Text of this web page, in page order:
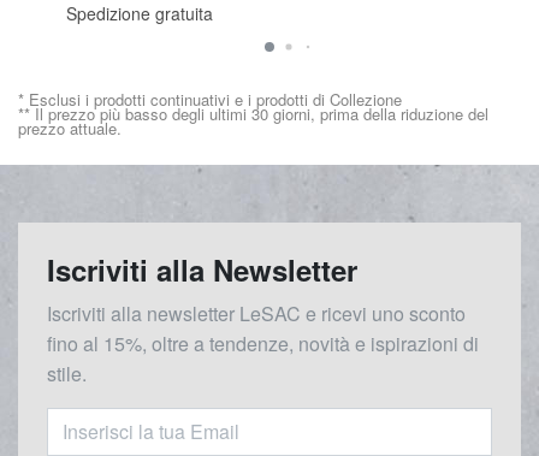
Spedizione gratuita
* Esclusi i prodotti continuativi e i prodotti di Collezione
** Il prezzo più basso degli ultimi 30 giorni, prima della riduzione del
prezzo attuale.
Iscriviti alla Newsletter
Iscriviti alla newsletter LeSAC e ricevi uno sconto
fino al 15%, oltre a tendenze, novità e ispirazioni di
stile.